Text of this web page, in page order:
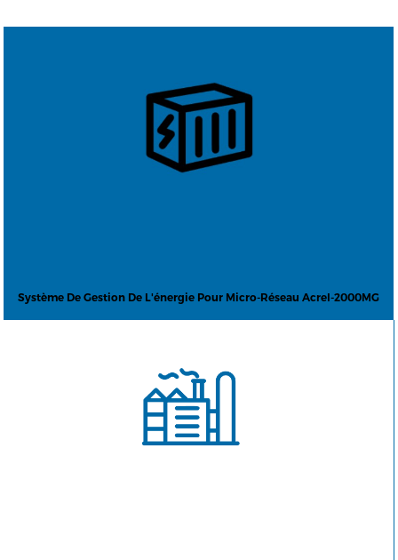
Système De Gestion De L'énergie Pour Micro-Réseau Acrel-2000MG